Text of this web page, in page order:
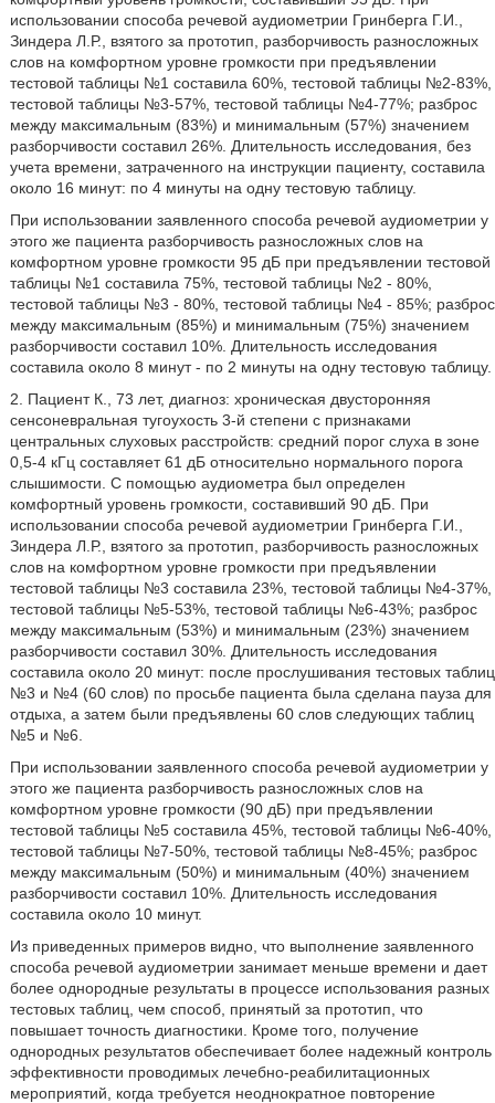
использовании способа речевой аудиометрии Гринберга Г.И.,
Зиндера Л.Р., взятого за прототип, разборчивость разносложных
слов на комфортном уровне громкости при предъявлении
тестовой таблицы №1 составила 60%, тестовой таблицы №2-83%,
тестовой таблицы №3-57%, тестовой таблицы №4-77%; разброс
между максимальным (83%) и минимальным (57%) значением
разборчивости составил 26%. Длительность исследования, без
учета времени, затраченного на инструкции пациенту, составила
около 16 минут: по 4 минуты на одну тестовую таблицу.
При использовании заявленного способа речевой аудиометрии у
этого же пациента разборчивость разносложных слов на
комфортном уровне громкости 95 дБ при предъявлении тестовой
таблицы №1 составила 75%, тестовой таблицы №2 - 80%,
тестовой таблицы №3 - 80%, тестовой таблицы №4 - 85%; разброс
между максимальным (85%) и минимальным (75%) значением
разборчивости составил 10%. Длительность исследования
составила около 8 минут - по 2 минуты на одну тестовую таблицу.
2. Пациент К., 73 лет, диагноз: хроническая двусторонняя
сенсоневральная тугоухость 3-й степени с признаками
центральных слуховых расстройств: средний порог слуха в зоне
0,5-4 кГц составляет 61 дБ относительно нормального порога
слышимости. С помощью аудиометра был определен
комфортный уровень громкости, составивший 90 дБ. При
использовании способа речевой аудиометрии Гринберга Г.И.,
Зиндера Л.Р., взятого за прототип, разборчивость разносложных
слов на комфортном уровне громкости при предъявлении
тестовой таблицы №3 составила 23%, тестовой таблицы №4-37%,
тестовой таблицы №5-53%, тестовой таблицы №6-43%; разброс
между максимальным (53%) и минимальным (23%) значением
разборчивости составил 30%. Длительность исследования
составила около 20 минут: после прослушивания тестовых таблиц
№3 и №4 (60 слов) по просьбе пациента была сделана пауза для
отдыха, а затем были предъявлены 60 слов следующих таблиц
№5 и №6.
При использовании заявленного способа речевой аудиометрии у
этого же пациента разборчивость разносложных слов на
комфортном уровне громкости (90 дБ) при предъявлении
тестовой таблицы №5 составила 45%, тестовой таблицы №6-40%,
тестовой таблицы №7-50%, тестовой таблицы №8-45%; разброс
между максимальным (50%) и минимальным (40%) значением
разборчивости составил 10%. Длительность исследования
составила около 10 минут.
Из приведенных примеров видно, что выполнение заявленного
способа речевой аудиометрии занимает меньше времени и дает
более однородные результаты в процессе использования разных
тестовых таблиц, чем способ, принятый за прототип, что
повышает точность диагностики. Кроме того, получение
однородных результатов обеспечивает более надежный контроль
эффективности проводимых лечебно-реабилитационных
мероприятий, когда требуется неоднократное повторение